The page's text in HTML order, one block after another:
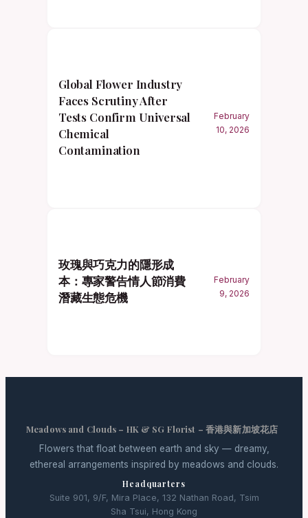
Global Flower Industry
Faces Scrutiny After
Tests Confirm Universal
Chemical
Contamination
February
10, 2026
玫瑰與巧克力的隱形成
本：專家警告情人節消費
潛藏生態危機
February
9, 2026
Meadows and Clouds – HK & SG Florist – 香港與新加坡花店
Flowers that float between earth and sky — dreamy,
ethereal arrangements inspired by meadows and clouds.
Headquarters
Suite 901, 9/F, Mira Place, 132 Nathan Road, Tsim
Sha Tsui, Hong Kong